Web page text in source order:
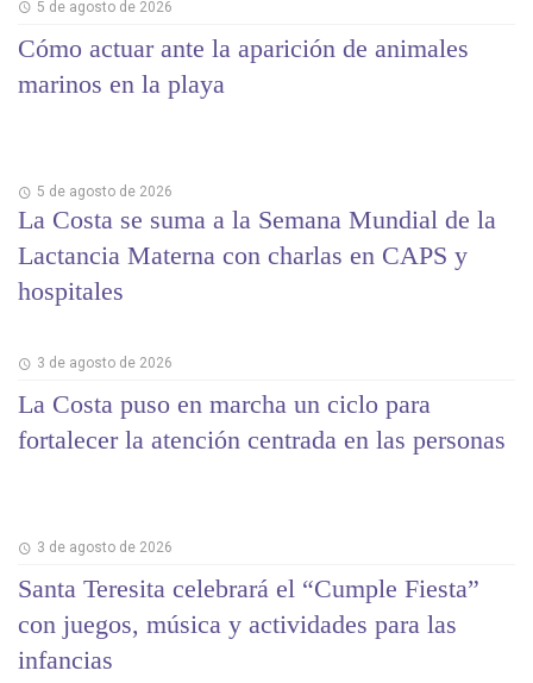
5 de agosto de 2026
Cómo actuar ante la aparición de animales
marinos en la playa
5 de agosto de 2026
La Costa se suma a la Semana Mundial de la
Lactancia Materna con charlas en CAPS y
hospitales
3 de agosto de 2026
La Costa puso en marcha un ciclo para
fortalecer la atención centrada en las personas
3 de agosto de 2026
Santa Teresita celebrará el “Cumple Fiesta”
con juegos, música y actividades para las
infancias